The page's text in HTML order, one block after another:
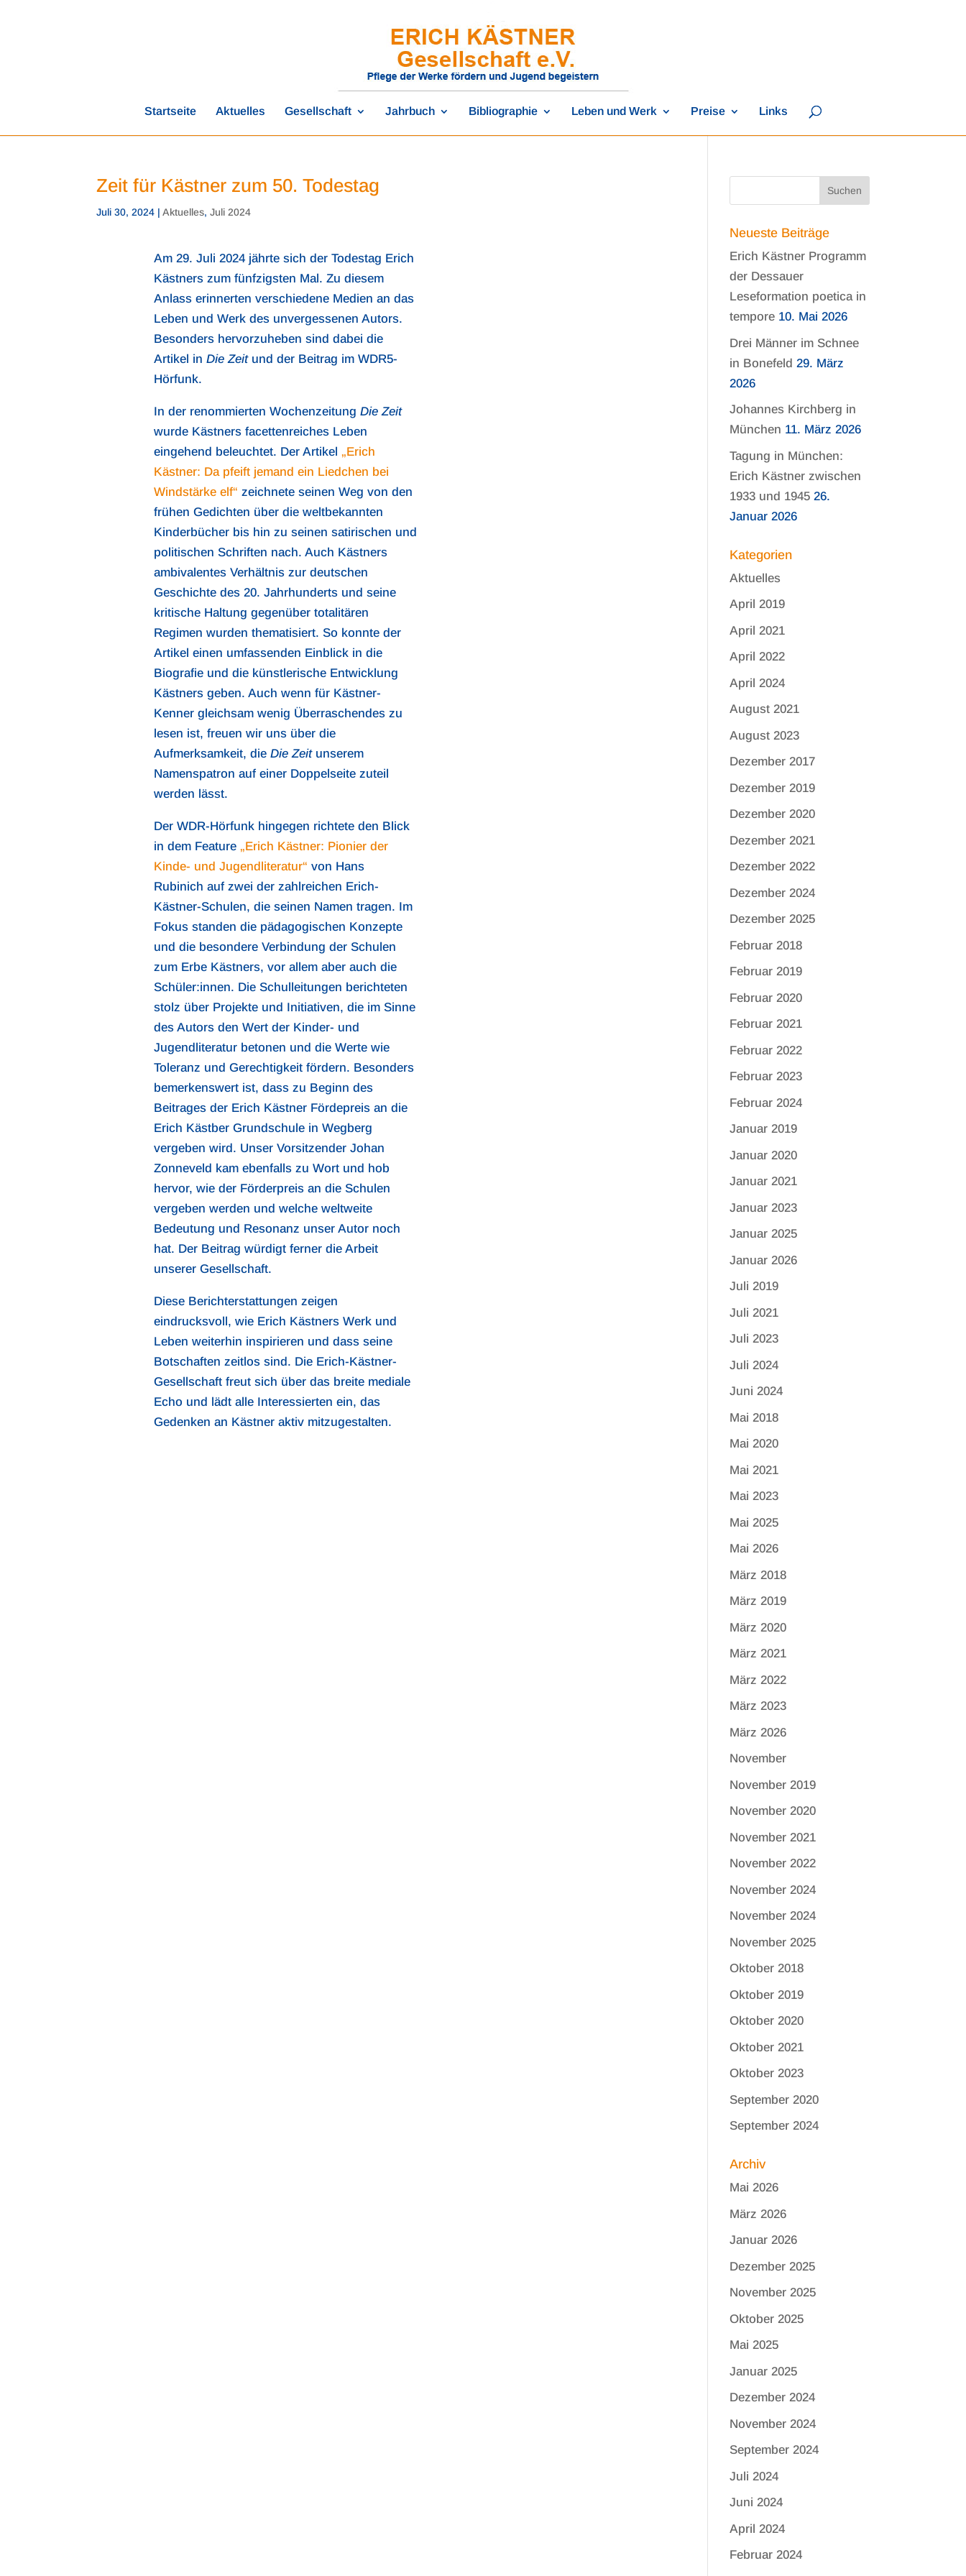
Startseite Aktuelles Gesellschaft Jahrbuch Bibliographie Leben und Werk Preise Links
Zeit für Kästner zum 50. Todestag
Juli 30, 2024 |Aktuelles,Juli 2024
Am 29. Juli 2024 jährte sich der Todestag Erich
Kästners zum fünfzigsten Mal. Zu diesem
Anlass erinnerten verschiedene Medien an das
Leben und Werk des unvergessenen Autors.
Besonders hervorzuheben sind dabei die
Artikel in Die Zeitund der Beitrag im WDR5-
Hörfunk.
In der renommierten Wochenzeitung Die Zeit
wurde Kästners facettenreiches Leben
eingehend beleuchtet. Der Artikel „Erich
Kästner: Da pfeift jemand ein Liedchen bei
Windstärke elf“ zeichnete seinen Weg von den
frühen Gedichten über die weltbekannten
Kinderbücher bis hin zu seinen satirischen und
politischen Schriften nach. Auch Kästners
ambivalentes Verhältnis zur deutschen
Geschichte des 20. Jahrhunderts und seine
kritische Haltung gegenüber totalitären
Regimen wurden thematisiert. So konnte der
Artikel einen umfassenden Einblick in die
Biografie und die künstlerische Entwicklung
Kästners geben. Auch wenn für Kästner-
Kenner gleichsam wenig Überraschendes zu
lesen ist, freuen wir uns über die
Aufmerksamkeit, die Die Zeitunserem
Namenspatron auf einer Doppelseite zuteil
werden lässt.
Der WDR-Hörfunk hingegen richtete den Blick
in dem Feature „Erich Kästner: Pionier der
Kinde- und Jugendliteratur“ von Hans
Rubinich auf zwei der zahlreichen Erich-
Kästner-Schulen, die seinen Namen tragen. Im
Fokus standen die pädagogischen Konzepte
und die besondere Verbindung der Schulen
zum Erbe Kästners, vor allem aber auch die
Schüler:innen. Die Schulleitungen berichteten
stolz über Projekte und Initiativen, die im Sinne
des Autors den Wert der Kinder- und
Jugendliteratur betonen und die Werte wie
Toleranz und Gerechtigkeit fördern. Besonders
bemerkenswert ist, dass zu Beginn des
Beitrages der Erich Kästner Fördepreis an die
Erich Kästber Grundschule in Wegberg
vergeben wird. Unser Vorsitzender Johan
Zonneveld kam ebenfalls zu Wort und hob
hervor, wie der Förderpreis an die Schulen
vergeben werden und welche weltweite
Bedeutung und Resonanz unser Autor noch
hat. Der Beitrag würdigt ferner die Arbeit
unserer Gesellschaft.
Diese Berichterstattungen zeigen
eindrucksvoll, wie Erich Kästners Werk und
Leben weiterhin inspirieren und dass seine
Botschaften zeitlos sind. Die Erich-Kästner-
Gesellschaft freut sich über das breite mediale
Echo und lädt alle Interessierten ein, das
Gedenken an Kästner aktiv mitzugestalten.
Neueste Beiträge
Erich Kästner Programm
der Dessauer
Leseformation poetica in
tempore 10. Mai 2026
Drei Männer im Schnee
in Bonefeld 29. März
2026
Johannes Kirchberg in
München 11. März 2026
Tagung in München:
Erich Kästner zwischen
1933 und 1945 26.
Januar 2026
Kategorien
Aktuelles
April 2019
April 2021
April 2022
April 2024
August 2021
August 2023
Dezember 2017
Dezember 2019
Dezember 2020
Dezember 2021
Dezember 2022
Dezember 2024
Dezember 2025
Februar 2018
Februar 2019
Februar 2020
Februar 2021
Februar 2022
Februar 2023
Februar 2024
Januar 2019
Januar 2020
Januar 2021
Januar 2023
Januar 2025
Januar 2026
Juli 2019
Juli 2021
Juli 2023
Juli 2024
Juni 2024
Mai 2018
Mai 2020
Mai 2021
Mai 2023
Mai 2025
Mai 2026
März 2018
März 2019
März 2020
März 2021
März 2022
März 2023
März 2026
November
November 2019
November 2020
November 2021
November 2022
November 2024
November 2024
November 2025
Oktober 2018
Oktober 2019
Oktober 2020
Oktober 2021
Oktober 2023
September 2020
September 2024
Archiv
Mai 2026
März 2026
Januar 2026
Dezember 2025
November 2025
Oktober 2025
Mai 2025
Januar 2025
Dezember 2024
November 2024
September 2024
Juli 2024
Juni 2024
April 2024
Februar 2024